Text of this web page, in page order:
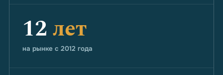
12лет
на рынке с 2012 года